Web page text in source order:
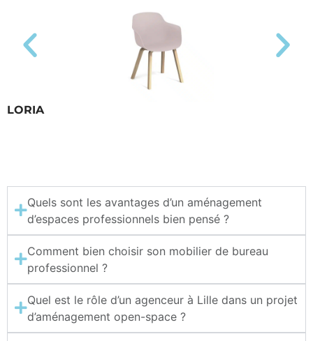
LORIA
Quels sont les avantages d’un aménagement
d’espaces professionnels bien pensé ?
Comment bien choisir son mobilier de bureau
professionnel ?
Quel est le rôle d’un agenceur à Lille dans un projet
d’aménagement open-space ?